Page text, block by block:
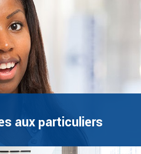
aux particuliers